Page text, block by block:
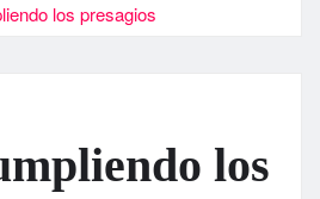
los presagios
los